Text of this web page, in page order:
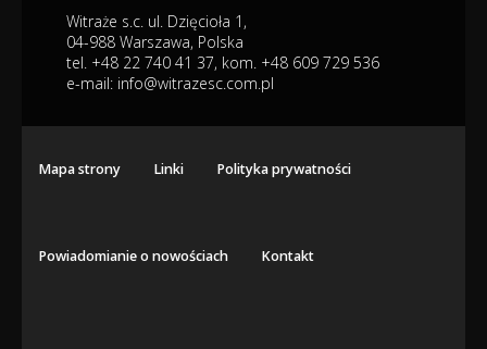
Witraże s.c. ul. Dzięcioła 1,
04-988 Warszawa, Polska
tel. +48 22 740 41 37, kom. +48 609 729 536
e-mail: info@witrazesc.com.pl
Mapa strony Linki Polityka prywatności
Powiadomianie o nowościach Kontakt